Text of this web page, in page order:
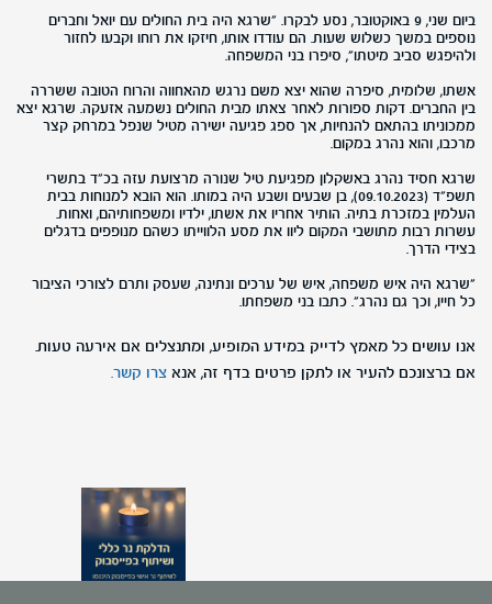
ביום שני, 9 באוקטובר, נסע לבקרו. "שרגא היה בית החולים עם יואל וחברים
נוספים במשך כשלוש שעות. הם עודדו אותו, חיזקו את רוחו וקבעו לחזור
ולהיפגש סביב מיטתו", סיפרו בני המשפחה.
אשתו, שלומית, סיפרה שהוא יצא משם נרגש מהאחווה והרוח הטובה ששררה
בין החברים. דקות ספורות לאחר צאתו מבית החולים נשמעה אזעקה. שרגא יצא
ממכוניתו בהתאם להנחיות, אך ספג פגיעה ישירה מטיל שנפל במרחק קצר
מרכבו, והוא נהרג במקום.
שרגא חסיד נהרג באשקלון מפגיעת טיל שנורה מרצועת עזה בכ"ד בתשרי
תשפ"ד (09.10.2023), בן שבעים ושבע היה במותו. הוא הובא למנוחות בבית
העלמין במזכרת בתיה. הותיר אחריו את אשתו, ילדיו ומשפחותיהם, ואחות.
עשרות רבות מתושבי המקום ליוו את מסע הלווייתו כשהם מנופפים בדגלים
בצידי הדרך.
"שרגא היה איש משפחה, איש של ערכים ונתינה, שעסק ותרם לצורכי הציבור
כל חייו, וכך גם נהרג". כתבו בני משפחתו.
אנו עושים כל מאמץ לדייק במידע המופיע, ומתנצלים אם אירעה טעות.
אם ברצונכם להעיר או לתקן פרטים בדף זה, אנא צרו קשר.